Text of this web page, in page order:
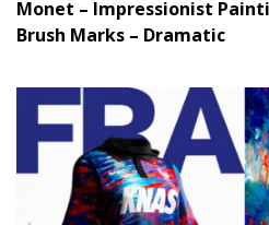
Monet – Impressionist
Brush Marks – Dramatic